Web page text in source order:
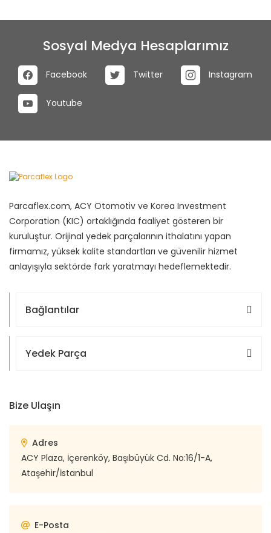
Sosyal Medya Hesaplarımız
Facebook Twitter Instagram
Youtube
Parcaflex.com, ACY Otomotiv ve Korea Investment
Corporation (KIC) ortaklığında faaliyet gösteren bir
kuruluştur. Orijinal yedek parçalarının ithalatını yapan
firmamız, yüksek kalite standartları ve güvenilir hizmet
anlayışıyla sektörde fark yaratmayı hedeflemektedir.
Bağlantılar
Yedek Parça
Bize Ulaşın
Adres
ACY Plaza, İçerenköy, Başıbüyük Cd. No:16/1-A,
Ataşehir/İstanbul
E-Posta